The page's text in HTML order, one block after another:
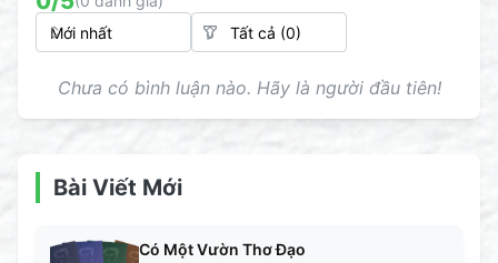
Chưa có bình luận nào. Hãy là người đầu tiên!
Bài Viết Mới
Có Một Vườn Thơ Đạo